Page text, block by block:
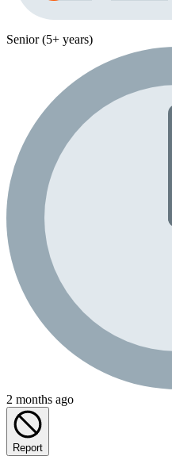
Senior (5+ years)
2 months ago
Report